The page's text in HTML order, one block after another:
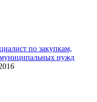
по закупкам,
муниципальных нужд